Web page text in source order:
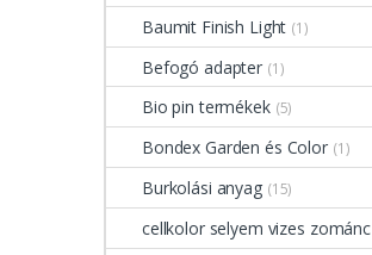
Baumit Finish Light (1)
Befogó adapter (1)
Bio pin termékek (5)
Bondex Garden és Color (1)
Burkolási anyag (15)
cellkolor selyem vizes zománc